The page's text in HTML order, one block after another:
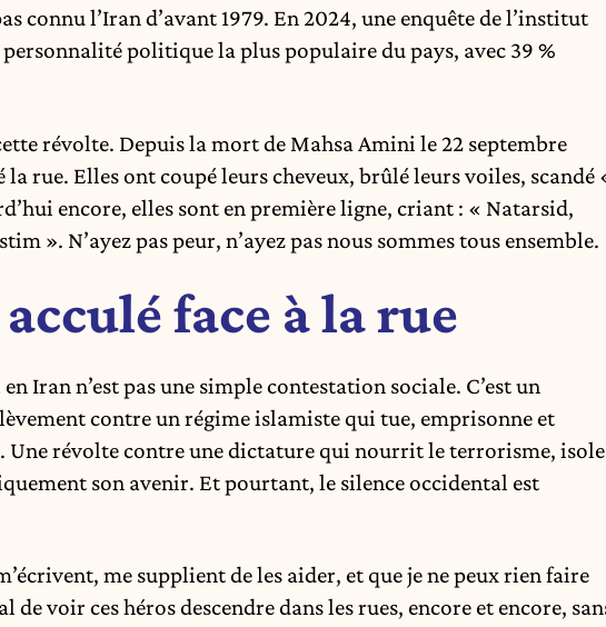
connu l’Iran d’avant 1979. En 2024, une enquête de l’institut
politique la plus populaire du pays, avec 39 %
révolte. Depuis la mort de Mahsa Amini le 22 septembre
rue. Elles ont coupé leurs cheveux, brûlé leurs voiles, scandé
encore, elles sont en première ligne, criant : « Natarsid,
». N’ayez pas peur, n’ayez pas nous sommes tous ensemble.
face à la rue
Iran n’est pas une simple contestation sociale. C’est un
contre un régime islamiste qui tue, emprisonne et
Une révolte contre une dictature qui nourrit le terrorisme, isole
son avenir. Et pourtant, le silence occidental est
me supplient de les aider, et que je ne peux rien faire
de voir ces héros descendre dans les rues, encore et encore,